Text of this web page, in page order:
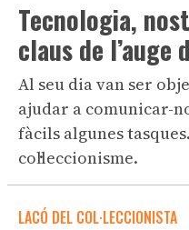
Tecnologia,
claus de l’auge
Al seu dia van ser
ajudar a comunicar-
fàcils algunes
col·leccionisme.
LACÓ DEL COL·LECCIONISTA